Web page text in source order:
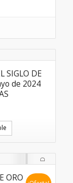
SIGLO DE
de 2024
ORO